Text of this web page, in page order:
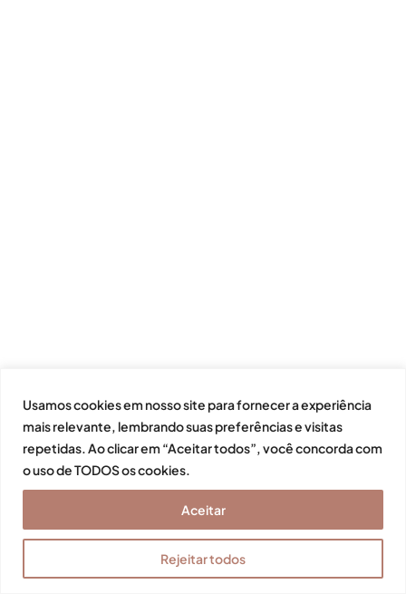
Usamos cookies em nosso site para fornecer a experiência
mais relevante, lembrando suas preferências e visitas
repetidas. Ao clicar em “Aceitar todos”, você concorda com
o uso de TODOS os cookies.
Rejeitar todos
Aceitar